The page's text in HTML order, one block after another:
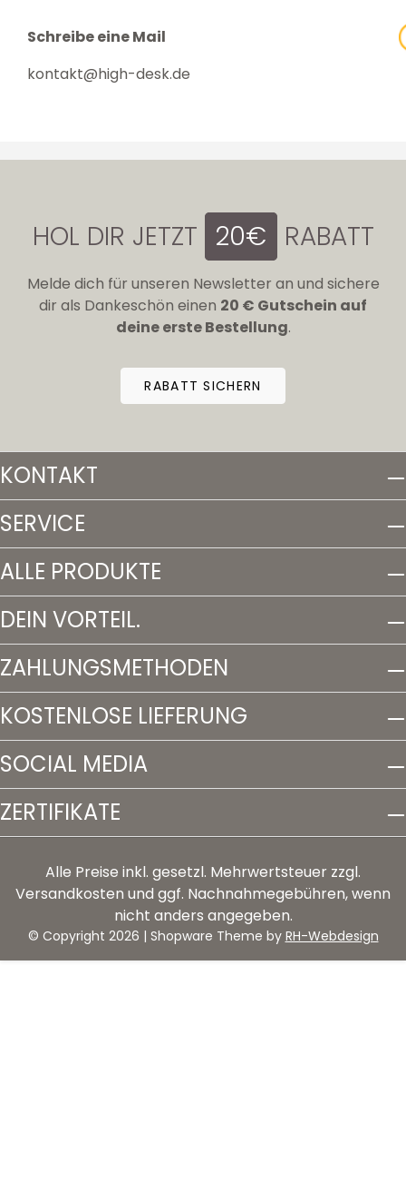
Schreibe eine Mail
kontakt@high-desk.de
HOL DIR JETZT 20€ RABATT
Melde dich für unseren Newsletter an und sichere
dir als Dankeschön einen 20 € Gutschein auf
deine erste Bestellung.
RABATT SICHERN
KONTAKT
SERVICE
ALLE PRODUKTE
DEIN VORTEIL.
ZAHLUNGSMETHODEN
KOSTENLOSE LIEFERUNG
SOCIAL MEDIA
ZERTIFIKATE
Alle Preise inkl. gesetzl. Mehrwertsteuer zzgl.
Versandkosten und ggf. Nachnahmegebühren, wenn
nicht anders angegeben.
© Copyright 2026 | Shopware Theme by RH-Webdesign